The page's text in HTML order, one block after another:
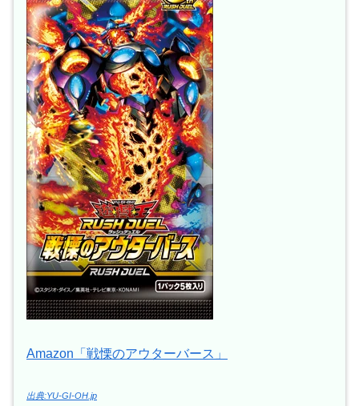
Amazon「戦慄のアウターバース」
出典:YU-GI-OH.jp